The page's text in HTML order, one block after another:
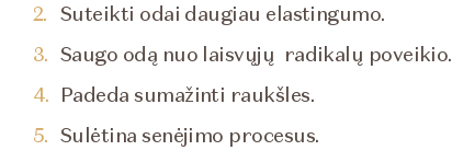
Suteikti odai daugiau elastingumo.
Saugo odą nuo laisvųjų radikalų poveikio.
Padeda sumažinti raukšles.
Sulėtina senėjimo procesus.